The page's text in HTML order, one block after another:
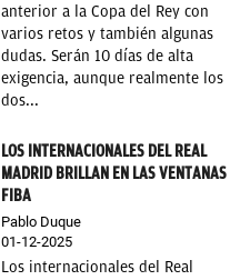
anterior a la Copa del Rey con
varios retos y también algunas
dudas. Serán 10 días de alta
exigencia, aunque realmente los
dos...
LOS INTERNACIONALES DEL REAL
MADRID BRILLAN EN LAS VENTANAS
FIBA
Pablo Duque
01-12-2025
Los internacionales del Real